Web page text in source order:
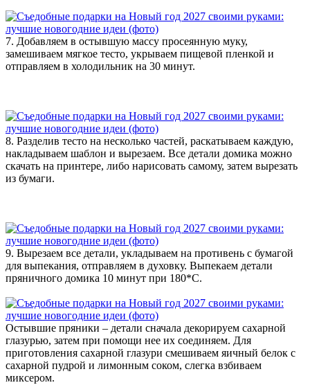
7. Добавляем в остывшую массу просеянную муку,
замешиваем мягкое тесто, укрываем пищевой пленкой и
отправляем в холодильник на 30 минут.
8. Разделив тесто на несколько частей, раскатываем каждую,
накладываем шаблон и вырезаем. Все детали домика можно
скачать на принтере, либо нарисовать самому, затем вырезать
из бумаги.
9. Вырезаем все детали, укладываем на противень с бумагой
для выпекания, отправляем в духовку. Выпекаем детали
пряничного домика 10 минут при 180*С.
Остывшие пряники – детали сначала декорируем сахарной
глазурью, затем при помощи нее их соединяем. Для
приготовления сахарной глазури смешиваем яичный белок с
сахарной пудрой и лимонным соком, слегка взбиваем
миксером.